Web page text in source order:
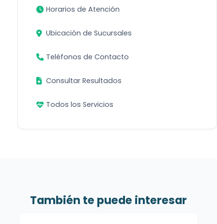
Horarios de Atención
Ubicación de Sucursales
Teléfonos de Contacto
Consultar Resultados
Todos los Servicios
También te puede interesar